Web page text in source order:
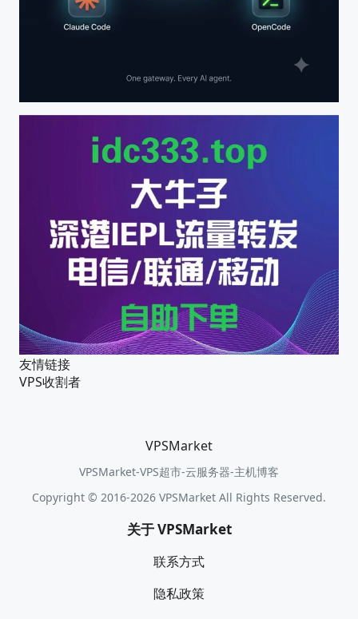
友情链接
VPS收割者
VPSMarket
VPSMarket-VPS超市-云服务器-主机博客
Copyright © 2016-2026 VPSMarket All Rights Reserved.
关于 VPSMarket
联系方式
隐私政策